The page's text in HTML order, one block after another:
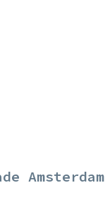
Amsterdam